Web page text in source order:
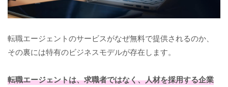
転職エージェントのサービスがなぜ無料で提供されるのか、
その裏には特有のビジネスモデルが存在します。
転職エージェントは、求職者ではなく、人材を採用する企業